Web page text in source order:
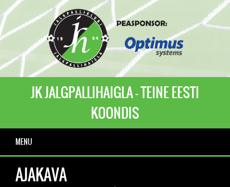
JK JALGPALLIHAIGLA - TEINE EESTI
KOONDIS
MENU
AJAKAVA